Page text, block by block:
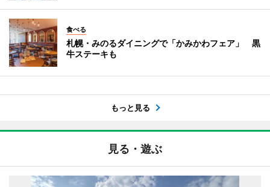
食べる
札幌・みのるダイニングで「かみかわフェア」 黒
牛ステーキも
もっと見る
見る・遊ぶ